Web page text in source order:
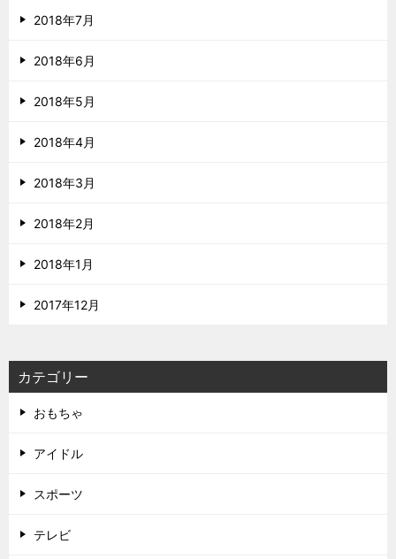
2018年7月
2018年6月
2018年5月
2018年4月
2018年3月
2018年2月
2018年1月
2017年12月
カテゴリー
おもちゃ
アイドル
スポーツ
テレビ